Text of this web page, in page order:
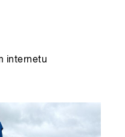
internetu